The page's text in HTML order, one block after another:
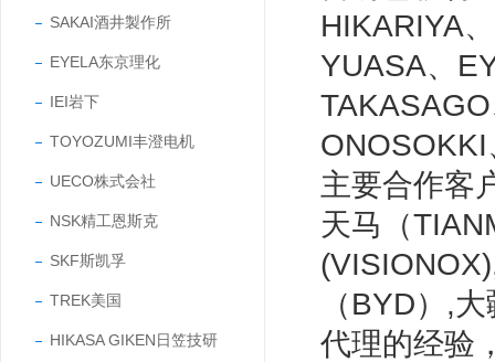
SAKAI酒井製作所
EYELA东京理化
IEI岩下
TOYOZUMI丰澄电机
UECO株式会社
NSK精工恩斯克
SKF斯凯孚
TREK美国
HIKASA GIKEN日笠技研
HIKARIYA
YUASA、
主要合作客
天马（
（BYD）,
代理的经验